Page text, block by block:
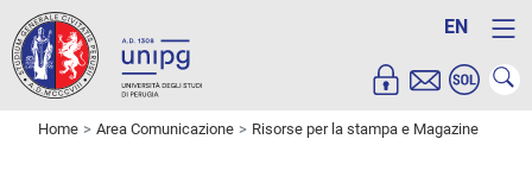
EN
Home Area Comunicazione Risorse per la stampa e Magazine